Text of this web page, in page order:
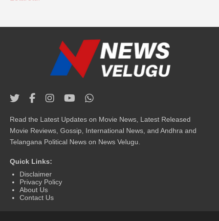
Read the Latest Updates on Movie News, Latest Released
Movie Reviews, Gossip, International News, and Andhra and
Telangana Political News on News Velugu.
Quick Links:
Disclaimer
Privacy Policy
About Us
Contact Us